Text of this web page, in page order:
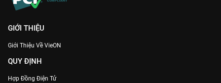
GIỚI THIỆU
Giới Thiệu Về VieON
QUY ĐỊNH
Hợp Đồng Điện Tử